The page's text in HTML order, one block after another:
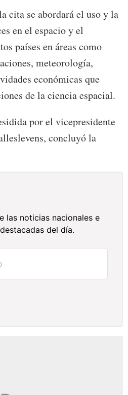
cita se abordará el uso y la
en el espacio y el
países en áreas como
meteorología,
económicas que
de la ciencia espacial.
por el vicepresidente
concluyó la
las noticias nacionales e
del día.